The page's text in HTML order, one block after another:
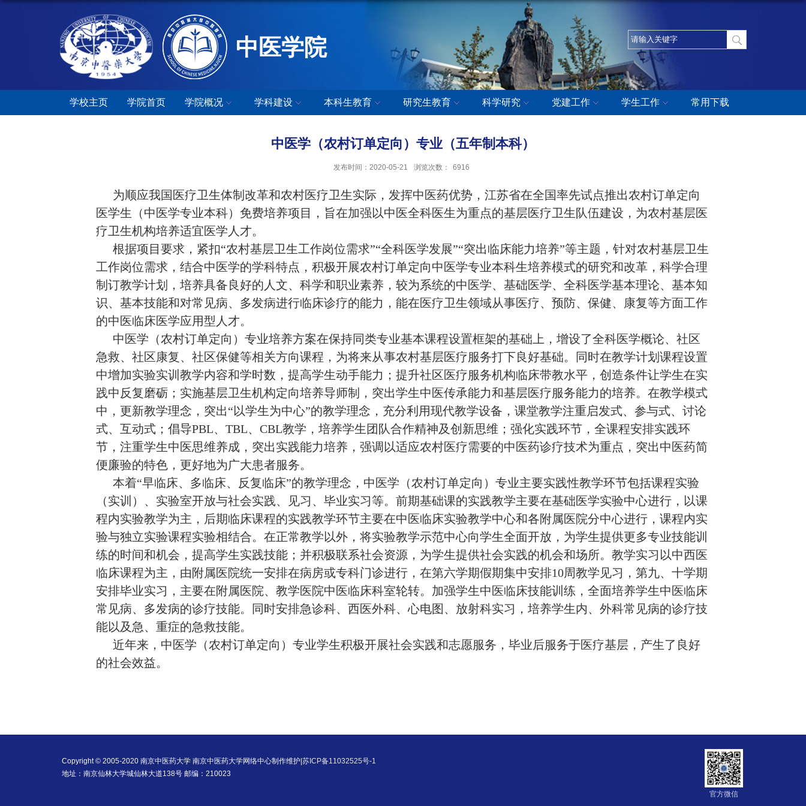
中医学院
学校主页 学院首页 学院概况 学科建设 本科生教育 研究生教育 科学研究 党建工作 学生工作 常用下载
中医学（农村订单定向）专业（五年制本科）
发布时间：2020-05-21 浏览次数： 6916
为顺应我国医疗卫生体制改革和农村医疗卫生实际，发挥中医药优势，江苏省在全国率先试点推出农村订单定向
医学生（中医学专业本科）免费培养项目， 旨在加强以中医全科医生为重点的基层医疗卫生队伍建设，为农村基层医
疗卫生机构培养适宜医学人才。
根据项目要求，紧扣“农村基层卫生工作岗位需求”“全科医学发展”“突出临床能力培养”等主题，针对农村基层卫生
工作岗位需求，结合中医学的学科特点，积极开展农村订单定向中医学专业本科生培养模式的研究和改革，科学合理
制订教学计划，培养具备良好的人文、科学和职业素养，较为系统的中医学、基础医学、全科医学基本理论、基本知
识、基本技能和对常见病、多发病进行临床诊疗的能力，能在医疗卫生领域从事医疗、预防、保健、康复等方面工作
的中医临床医学应用型人才。
中医学（农村订单定向）专业培养方案在保持同类专业基本课程设置框架的基础上，增设了全科医学概论、社区
急救、社区康复、社区保健等相关方向课程，为将来从事农村基层医疗服务打下良好基础。同时在教学计划课程设置
中增加实验实训教学内容和学时数，提高学生动手能力；提升社区医疗服务机构临床带教水平，创造条件让学生在实
践中反复磨砺；实施基层卫生机构定向培养导师制，突出学生中医传承能力和基层医疗服务能力的培养。在教学模式
中， 更新教学理念，突出“以学生为中心”的教学理念，充分利用现代教学设备，课堂教学注重启发式、参与式、讨论
式、互动式；倡导PBL、 TBL、 CBL教学，培养学生团队合作精神及创新思维；强化实践环节，全课程安排实践环
节， 注重学生中医思维养成，突出实践能力培养，强调以适应农村医疗需要的中医药诊疗技术为重点，突出中医药简
便廉验的特色，更好地为广大患者服务。
本着“早临床、多临床、反复临床”的教学理念， 中医学（农村订单定向）专业主要实践性教学环节包括课程实验
（实训）、实验室开放与社会实践、见习、毕业实习等。前期基础课的实践教学主要在基础医学实验中心进行，以课
程内实验教学为主，后期临床课程的实践教学环节主要在中医临床实验教学中心和各附属医院分中心进行，课程内实
验与独立实验课程实验相结合。在正常教学以外，将实验教学示范中心向学生全面开放，为学生提供更多专业技能训
练的时间和机会，提高学生实践技能；并积极联系社会资源，为学生提供社会实践的机会和场所。教学实习以中西医
临床课程为主，由附属医院统一安排在病房或专科门诊进行，在第六学期假期集中安排10周教学见习，第九、十学期
安排毕业实习，主要在附属医院、教学医院中医临床科室轮转。加强学生中医临床技能训练，全面培养学生中医临床
常见病、多发病的诊疗技能。同时安排急诊科、西医外科、心电图、放射科实习，培养学生内、外科常见病的诊疗技
能以及急、重症的急救技能。
近年来，中医学（农村订单定向）专业学生积极开展社会实践和志愿服务，毕业后服务于医疗基层，产生了良好
的社会效益。
Copyright © 2005-2020 南京中医药大学 南京中医药大学网络中心制作维护| 苏ICP备11032525号-1
地址：南京仙林大学城仙林大道138号 邮编：210023
官方微信